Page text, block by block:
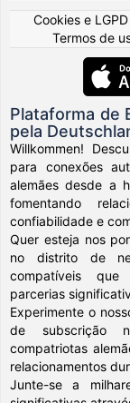
Cookies e LGPD
Termos de
Plataforma de
pela
Willkommen!
para conexões
alemães desde a
fomentando
confiabilidade e
Quer esteja nos
no distrito de
compatíveis que
parcerias
Experimente o
de subscrição
compatriotas
relacionamentos
Junte-se a